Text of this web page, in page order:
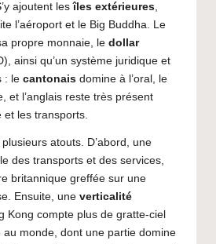
ajoutent lesîles extérieures,
l’aéroport et le Big Buddha. Le
propre monnaie, le dollar
ainsi qu’un système juridique et
: le cantonais domine à l’oral, le
et l’anglais reste très présent
et les transports.
atouts. D’abord, une
des transports et des services,
britannique greffée sur une
Ensuite, une verticalité
Kong compte plus de gratte-ciel
au monde, dont une partie domine